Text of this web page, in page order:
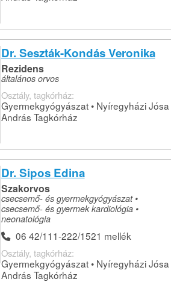
Dr. Seszták-Kondás Veronika
Rezidens
általános orvos
Osztály, tagkórház:
Gyermekgyógyászat • Nyíregyházi Jósa
András Tagkórház
Dr. Sipos Edina
Szakorvos
csecsemő- és gyermekgyógyászat •
csecsemő- és gyermek kardiológia •
neonatológia
06 42/111-222/1521 mellék
Osztály, tagkórház:
Gyermekgyógyászat • Nyíregyházi Jósa
András Tagkórház